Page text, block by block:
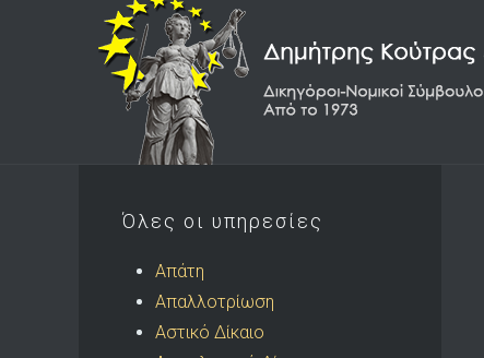
Όλες οι υπηρεσίες
Απάτη
Απαλλοτρίωση
Αστικό Δίκαιο